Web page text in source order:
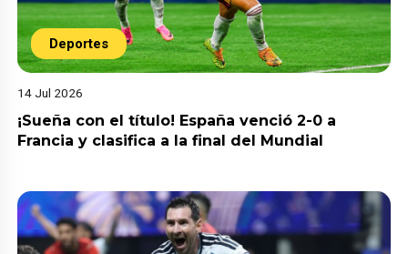
Deportes
14 Jul 2026
¡Sueña con el título! España venció 2-0 a
Francia y clasifica a la final del Mundial